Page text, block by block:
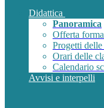
Didattica
Panoramica
Offerta
Progetti delle
Orari delle
Calendario
Avvisi e interpelli